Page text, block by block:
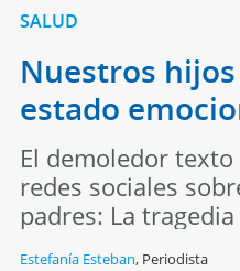
SALUD
Nuestros
estado
El demoledor
redes sociales
padres: La
Estefanía Esteban, Periodista